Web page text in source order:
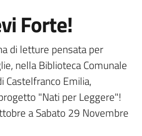
Forte!
di letture pensata per
nella Biblioteca Comunale
Castelfranco Emilia,
"Nati per Leggere"!
a Sabato 29 Novembre